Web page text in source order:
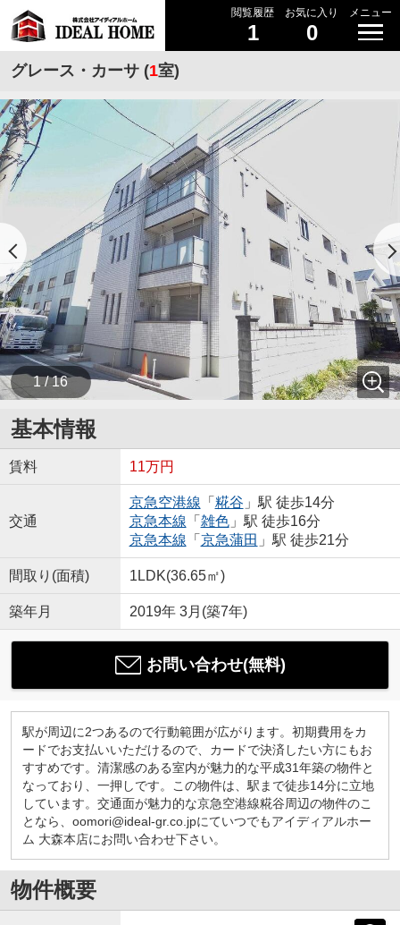
閲覧履歴
1
お気に入り
0
メニュー
グレース・カーサ (1室)
1 / 16
基本情報
賃料 11万円
交通
京急空港線 「 糀谷 」駅 徒歩14分
京急本線 「 雑色」駅 徒歩16分
京急本線 「 京急蒲田 」駅 徒歩21分
間取り(面積) 1LDK(36.65㎡)
築年月 2019年 3月(築7年)
お問い合わせ(無料)
駅が周辺に2つあるので行動範囲が広がります。初期費用をカ
ードでお支払いいただけるので、カードで決済したい方にもお
すすめです。清潔感のある室内が魅力的な平成31年築の物件と
なっており、一押しです。この物件は、駅まで徒歩14分に立地
しています。交通面が魅力的な京急空港線糀谷周辺の物件のこ
となら、oomori@ideal-gr.co.jpにていつでもアイディアルホー
ム 大森本店にお問い合わせ下さい。
物件概要